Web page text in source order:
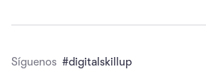
Síguenos #digitalskillup